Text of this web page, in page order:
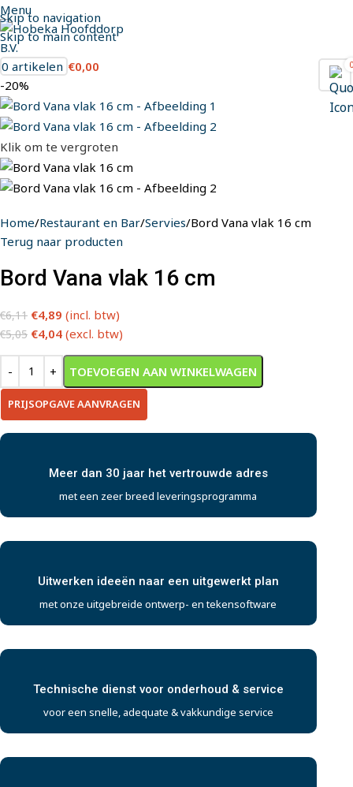
Skip to navigation
Skip to main content
Menu
0
0 artikelen €0,00
-20%
Klik om te vergroten
Home Restaurant en Bar Servies Bord Vana vlak 16 cm
Terug naar producten
Bord Vana vlak 16 cm
€6,11 €4,89 (incl. btw)
€5,05 €4,04 (excl. btw)
TOEVOEGEN AAN WINKELWAGEN
PRIJSOPGAVE AANVRAGEN
Meer dan 30 jaar het vertrouwde adres
met een zeer breed leveringsprogramma
Uitwerken ideeën naar een uitgewerkt plan
met onze uitgebreide ontwerp- en tekensoftware
Technische dienst voor onderhoud & service
voor een snelle, adequate & vakkundige service